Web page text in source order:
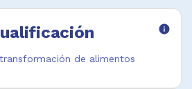
de cárnicos
pescado
carne
animal
Pelador de
de carne
info
de alimentos